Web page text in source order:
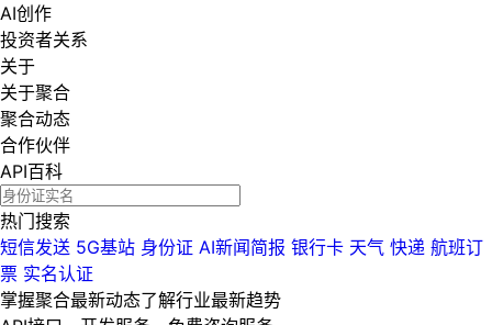
AI创作
投资者关系
关于
关于聚合
聚合动态
合作伙伴
API百科
热门搜索
短信发送 5G基站 身份证 AI新闻简报 银行卡 天气 快递 航班订
票 实名认证
掌握聚合最新动态了解行业最新趋势